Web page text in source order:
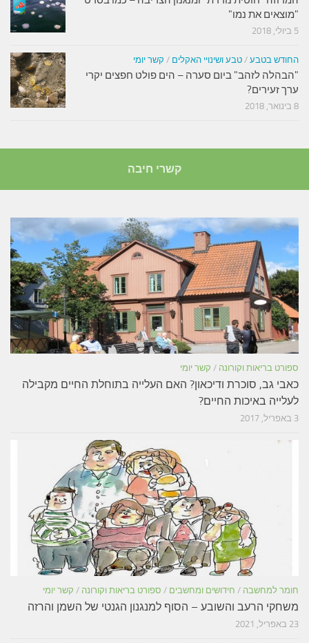
"מוצאים את נמו"
5 ביולי, 2018
החודש בטבע / טבע ושינויי האקלים / קשר יומי
"הבהלה לזהב" ביום סערה – הים פולט חפצים יקרי
ערך זעירים?
8 בינואר, 2018
קשרי חיבה
ספורט בריאות וקורונה / קשר יומי
כאבי גב, סוכרת ודיכאון? האם העלייה בתוחלת החיים מקבילה
לעלייה באיכות החיים?
3 באפריל, 2017
חומר למחשבה / חידושים ומחשבים / ספורט בריאות וקורונה / קשר יומי
משחקי הרעב והשובע – הסוף למנגנון הגנטי של השמן והרזה
23 באפריל, 2021